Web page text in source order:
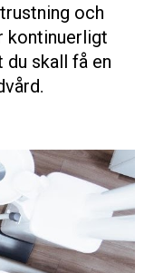
och
kontinuerligt
skall få en
.